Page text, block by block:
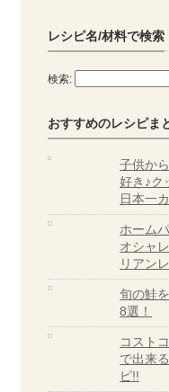
レシピ名/材料で検索
検索:
おすすめのレシピま
子供か
好き♪ク
日本一
ホーム
オシャ
リアン
旬の鮭
8選！
コスト
で出来
ピ!!